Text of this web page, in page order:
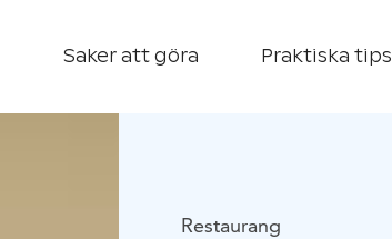
Saker att göra Praktiska tips
Restaurang